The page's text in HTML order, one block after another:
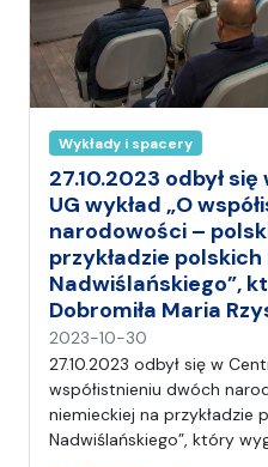
Wykłady i spacery
27.10.2023 odbył
UG wykład „O
narodowości –
przykładzie
Nadwiślańskiego”,
Dobromiła Maria
2023-10-30
a
p
i
s
27.10.2023 odbył się w
współistnieniu dwóch
niemieckiej na przykładzie
Nadwiślańskiego”, który